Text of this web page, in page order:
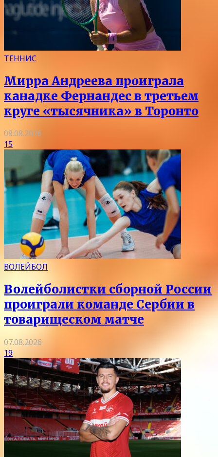
ТЕННИС
Мирра Андреева проиграла
канадке Фернандес в третьем
круге «тысячника» в Торонто
08.08.2026
15
ВОЛЕЙБОЛ
Волейболистки сборной России
проиграли команде Сербии в
товарищеском матче
07.08.2026
19